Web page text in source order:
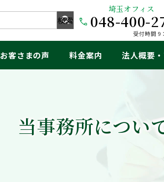
埼玉オフィス
048-400-
受付時間 9
お客さまの声 料金案内 法人概要
当事務所につい